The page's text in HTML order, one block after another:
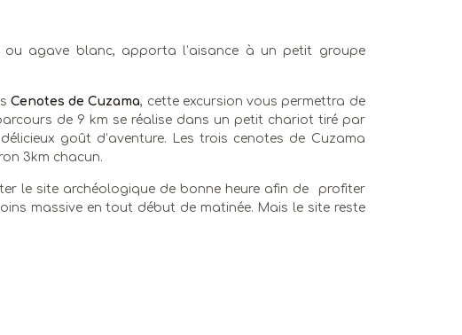
ou agave blanc, apporta l’aisance à un petit groupe
Cenotes de Cuzama, cette excursion vous permettra de
de 9 km se réalise dans un petit chariot tiré par
goût d’aventure. Les trois cenotes de Cuzama
3km chacun.
le site archéologique de bonne heure afin de profiter
massive en tout début de matinée. Mais le site reste